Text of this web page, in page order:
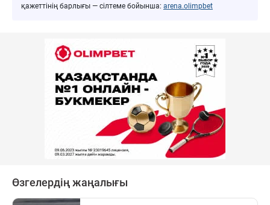
қажеттінің барлығы — сілтеме бойынша: arena.olimpbet